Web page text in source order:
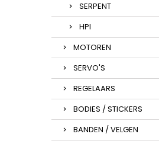
SERPENT
HPI
MOTOREN
SERVO'S
REGELAARS
BODIES / STICKERS
BANDEN / VELGEN